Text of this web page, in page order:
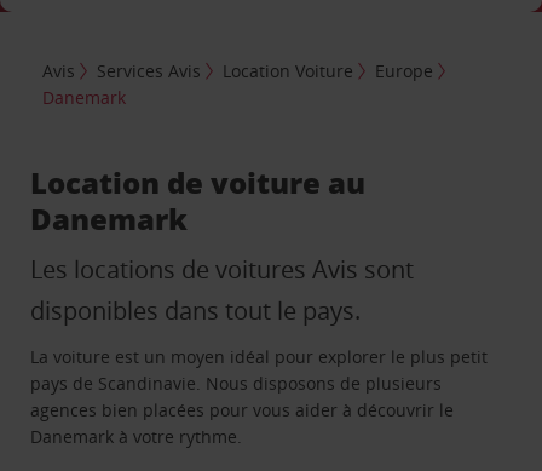
Avis Services Avis Location Voiture
Europe
Danemark
Location de voiture au
Danemark
Les locations de voitures Avis sont
disponibles dans tout le pays.
La voiture est un moyen idéal pour explorer le plus petit
pays de Scandinavie. Nous disposons de plusieurs
agences bien placées pour vous aider à découvrir le
Danemark à votre rythme.